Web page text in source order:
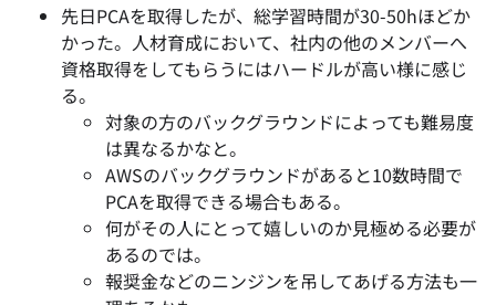
先日PCAを取得したが、総学習時間が30-50hほどか
かった。人材育成において、社内の他のメンバーへ
資格取得をしてもらうにはハードルが高い様に感じ
る。
対象の方のバックグラウンドによっても難易度
は異なるかなと。
AWSのバックグラウンドがあると10数時間で
PCAを取得できる場合もある。
何がその人にとって嬉しいのか見極める必要が
あるのでは。
報奨金などのニンジンを吊してあげる方法も一